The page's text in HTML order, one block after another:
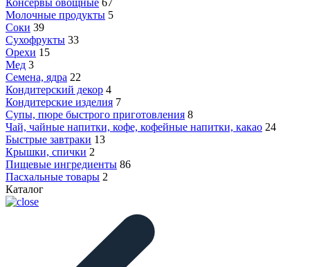
Консервы овощные 67
Молочные продукты 5
Соки 39
Сухофрукты 33
Орехи 15
Мед 3
Семена, ядра 22
Кондитерский декор 4
Кондитерские изделия 7
Супы, пюре быстрого приготовления 8
Чай, чайные напитки, кофе, кофейные напитки, какао 24
Быстрые завтраки 13
Крышки, спички 2
Пищевые ингредиенты 86
Пасхальные товары 2
Каталог